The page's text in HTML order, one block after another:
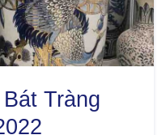
Tràng